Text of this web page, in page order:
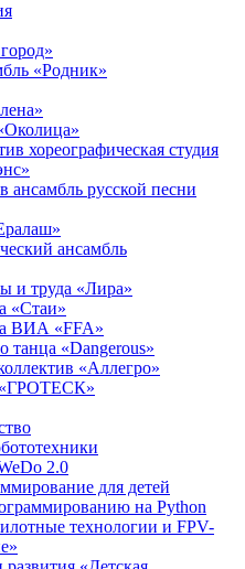
«Родник»
хореографическая студия
ансамбль русской песни
ансамбль
и труда «Лира»
«Стаи»
ВИА «FFA»
танца «Dangerous»
«Аллегро»
«ГРОТЕСК»
2.0
для детей
на Python
технологии и FPV-